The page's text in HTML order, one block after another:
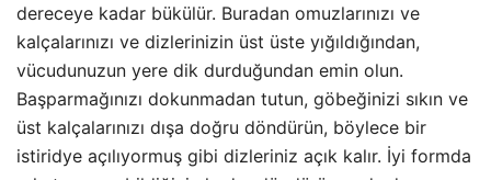
dereceye kadar bükülür. Buradan omuzlarınızı ve
kalçalarınızı ve dizlerinizin üst üste yığıldığından,
vücudunuzun yere dik durduğundan emin olun.
Başparmağınızı dokunmadan tutun, göbeğinizi sıkın ve
üst kalçalarınızı dışa doğru döndürün, böylece bir
istiridye açılıyormuş gibi dizleriniz açık kalır. İyi formda